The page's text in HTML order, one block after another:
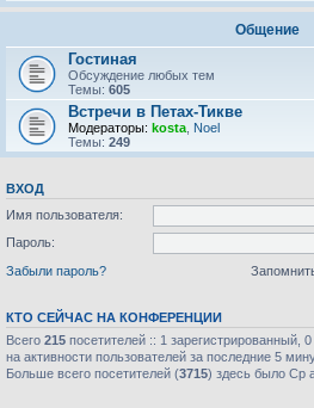
Общение
Гостиная
Обсуждение любых тем
Темы: 605
Встречи в Петах-Тикве
Модераторы: kosta Noel
Темы: 249
ВХОД
Имя пользователя:
Пароль:
Забыли пароль?
КТО СЕЙЧАС НА КОНФЕРЕНЦИИ
Всего 215 посетителей :: 1 зарегистрированный,
на активности пользователей за последние 5
Больше всего посетителей (3715) здесь было Ср